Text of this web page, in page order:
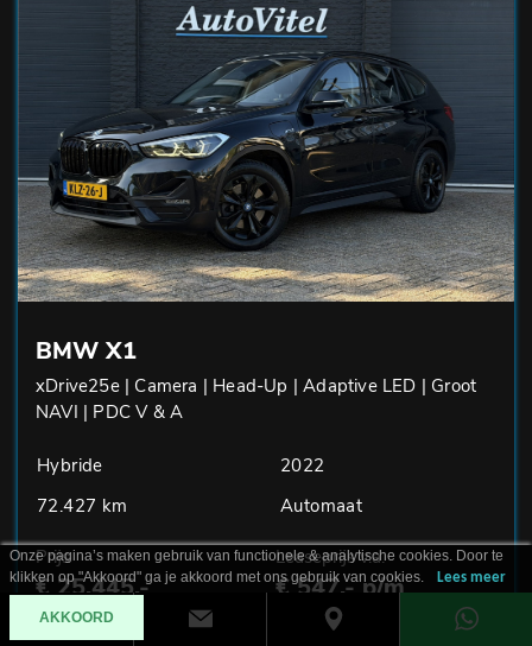
BMW X1
xDrive25e | Camera | Head-Up | Adaptive LED | Groot
NAVI | PDC V & A
Hybride
2022
72.427 km
Automaat
Prijs
€ 25.445,-
Leaseprijs v.a.
€ 547,- p/m
Onze pagina’s maken gebruik van functionele & analytische cookies. Door te
klikken op "Akkoord" ga je akkoord met ons gebruik van cookies.
Lees meer
AKKOORD